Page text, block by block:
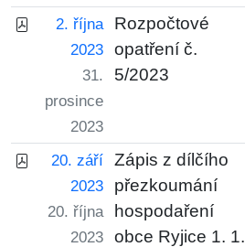
2. října
2023
31.
prosince
2023
Rozpočtové
opatření č.
5/2023
20. září
2023
20. října
2023
Zápis z dílčího
přezkoumání
hospodaření
obce Ryjice 1. 1.